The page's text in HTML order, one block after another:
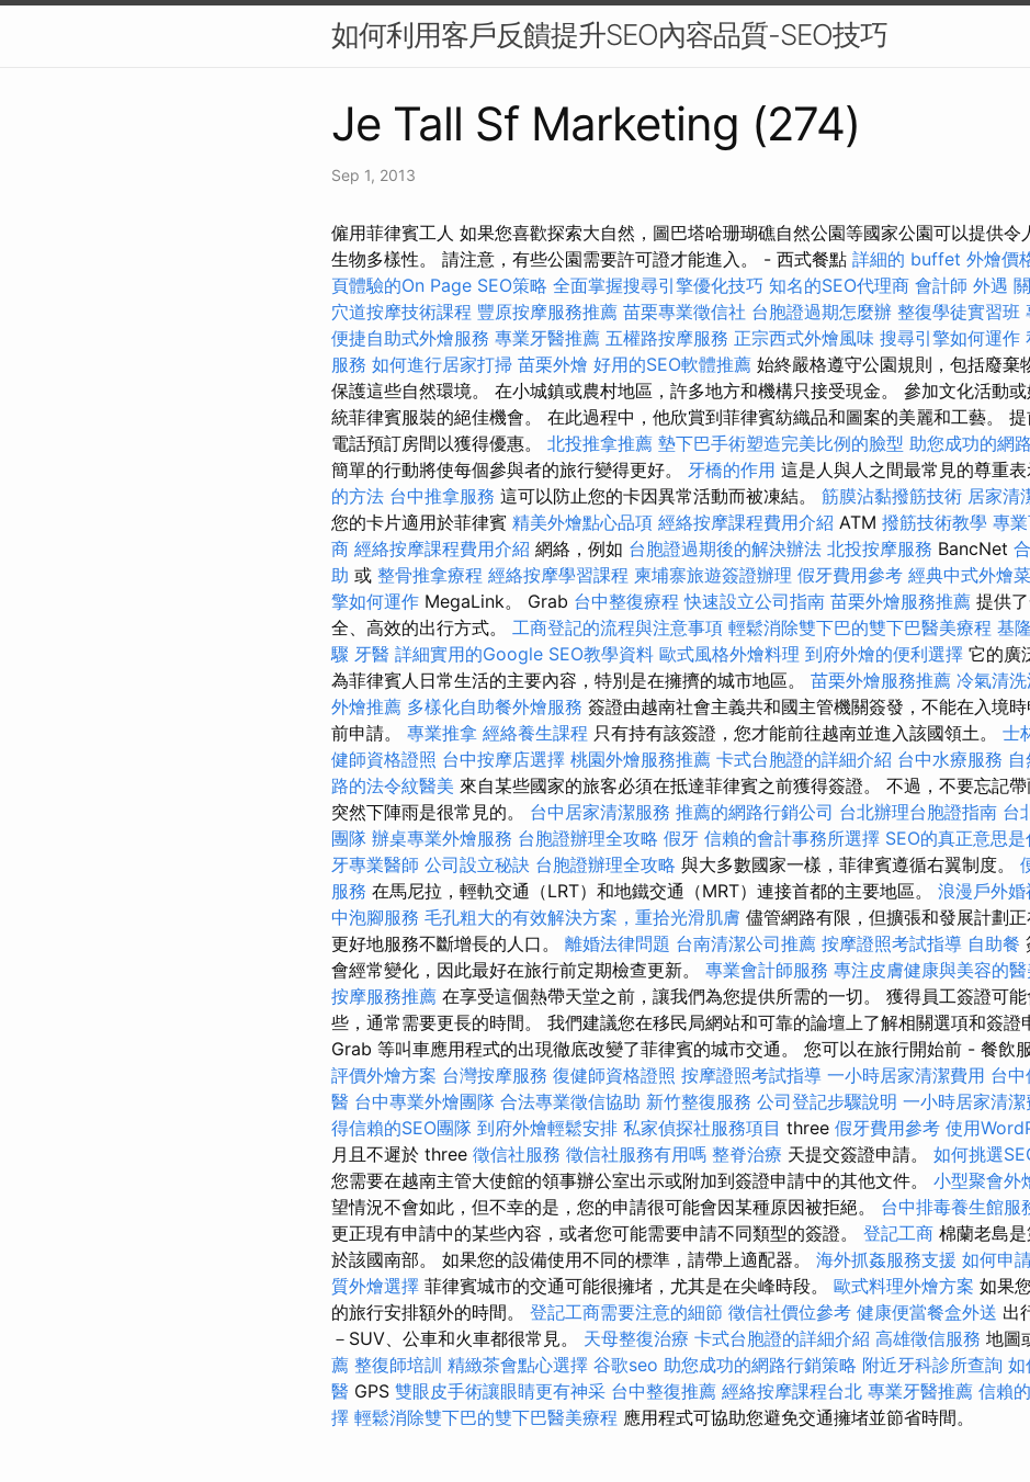
如何利用客戶反饋提升SEO內容品質-SEO技巧
Je Tall Sf Marketing (274)
Sep 1, 2013
僱用菲律賓工人 如果您喜歡探索大自然，圖巴塔哈珊瑚礁自然公園等國家公園可以提供令
生物多樣性。 請注意，有些公園需要許可證才能進入。 - 西式餐點 詳細的 buffet 外燴價
頁體驗的On Page SEO策略 全面掌握搜尋引擎優化技巧 知名的SEO代理商 會計師 外遇
穴道按摩技術課程 豐原按摩服務推薦 苗栗專業徵信社 台胞證過期怎麼辦 整復學徒實習班
便捷自助式外燴服務 專業牙醫推薦 五權路按摩服務 正宗西式外燴風味 搜尋引擎如何運作
服務 如何進行居家打掃 苗栗外燴 好用的SEO軟體推薦 始終嚴格遵守公園規則，包括廢棄
保護這些自然環境。 在小城鎮或農村地區，許多地方和機構只接受現金。 參加文化活動
統菲律賓服裝的絕佳機會。 在此過程中，他欣賞到菲律賓紡織品和圖案的美麗和工藝。
電話預訂房間以獲得優惠。 北投推拿推薦 墊下巴手術塑造完美比例的臉型 助您成功的網
簡單的行動將使每個參與者的旅行變得更好。 牙橋的作用 這是人與人之間最常見的尊重表
的方法 台中推拿服務 這可以防止您的卡因異常活動而被凍結。 筋膜沾黏撥筋技術 居家清
您的卡片適用於菲律賓 精美外燴點心品項 經絡按摩課程費用介紹 ATM 撥筋技術教學 專
商 經絡按摩課程費用介紹 網絡，例如 台胞證過期後的解決辦法 北投按摩服務 BancNet
助 或 整骨推拿療程 經絡按摩學習課程 柬埔寨旅遊簽證辦理 假牙費用參考 經典中式外燴
擎如何運作 MegaLink。 Grab 台中整復療程快速設立公司指南 苗栗外燴服務推薦 提供
全、高效的出行方式。 工商登記的流程與注意事項 輕鬆消除雙下巴的雙下巴醫美療程 基
驟 牙醫 詳細實用的Google SEO教學資料 歐式風格外燴料理 到府外燴的便利選擇 它的廣
為菲律賓人日常生活的主要內容，特別是在擁擠的城市地區。 苗栗外燴服務推薦 冷氣清
外燴推薦 多樣化自助餐外燴服務 簽證由越南社會主義共和國主管機關簽發，不能在入境
前申請。 專業推拿 經絡養生課程 只有持有該簽證，您才能前往越南並進入該國領土。 士
健師資格證照 台中按摩店選擇 桃園外燴服務推薦 卡式台胞證的詳細介紹 台中水療服務
路的法令紋醫美 來自某些國家的旅客必須在抵達菲律賓之前獲得簽證。 不過，不要忘記帶
突然下陣雨是很常見的。 台中居家清潔服務 推薦的網路行銷公司 台北辦理台胞證指南 台
團隊 辦桌專業外燴服務 台胞證辦理全攻略 假牙 信賴的會計事務所選擇 SEO的真正意思是
牙專業醫師 公司設立秘訣 台胞證辦理全攻略 與大多數國家一樣，菲律賓遵循右翼制度。
服務 在馬尼拉，輕軌交通（LRT）和地鐵交通（MRT）連接首都的主要地區。 浪漫戶外
中泡腳服務 毛孔粗大的有效解決方案，重拾光滑肌膚 儘管網路有限，但擴張和發展計劃
更好地服務不斷增長的人口。 離婚法律問題 台南清潔公司推薦 按摩證照考試指導 自助餐
會經常變化，因此最好在旅行前定期檢查更新。 專業會計師服務 專注皮膚健康與美容的
按摩服務推薦 在享受這個熱帶天堂之前，讓我們為您提供所需的一切。 獲得員工簽證可
些，通常需要更長的時間。 我們建議您在移民局網站和可靠的論壇上了解相關選項和簽證
Grab 等叫車應用程式的出現徹底改變了菲律賓的城市交通。 您可以在旅行開始前 - 餐飲
評價外燴方案 台灣按摩服務 復健師資格證照 按摩證照考試指導 一小時居家清潔費用 台
醫 台中專業外燴團隊 合法專業徵信協助 新竹整復服務 公司登記步驟說明 一小時居家清潔
得信賴的SEO團隊 到府外燴輕鬆安排 私家偵探社服務項目 three 假牙費用參考 使用
月且不遲於 three 徵信社服務 徵信社服務有用嗎 整脊治療 天提交簽證申請。 如何挑選
您需要在越南主管大使館的領事辦公室出示或附加到簽證申請中的其他文件。 小型聚會外
望情況不會如此，但不幸的是，您的申請很可能會因某種原因被拒絕。 台中排毒養生館服
更正現有申請中的某些內容，或者您​​可能需要申請不同類型的簽證。 登記工商 棉蘭老島
於該國南部。 如果您的設備使用不同的標準，請帶上適配器。 海外抓姦服務支援 如何申
質外燴選擇 菲律賓城市的交通可能很擁堵，尤其是在尖峰時段。 歐式料理外燴方案 如果
的旅行安排額外的時間。 登記工商需要注意的細節 徵信社價位參考 健康便當餐盒外送 出
－SUV、公車和火車都很常見。 天母整復治療 卡式台胞證的詳細介紹 高雄徵信服務 地圖
薦 整復師培訓 精緻茶會點心選擇 谷歌seo 助您成功的網路行銷策略 附近牙科診所查詢 如
醫 GPS 雙眼皮手術讓眼睛更有神采 台中整復推薦 經絡按摩課程台北 專業牙醫推薦 信賴
擇 輕鬆消除雙下巴的雙下巴醫美療程 應用程式可協助您避免交通擁堵並節省時間。